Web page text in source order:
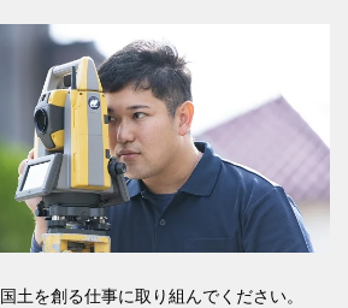
国土を創る仕事に取り組んでください。